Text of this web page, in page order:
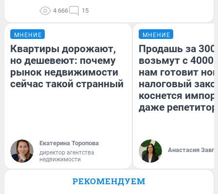
4 666 15
МНЕНИЕ
Квартиры дорожают,
но дешевеют: почему
рынок недвижимости
сейчас такой странный
Екатерина Торопова
директор агентства
недвижимости
МНЕНИЕ
Продашь за
возьмут с
нам готовит
налоговый
коснется
даже
Анастасия
РЕКОМЕНДУЕМ